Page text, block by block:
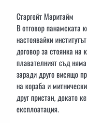
Старгейт Маритайм
В отговор панамската
настоявайки
договор за стоянка на
плавателният съд
заради друго висящо
на кораба и
друг пристан, докато
експлоатация.